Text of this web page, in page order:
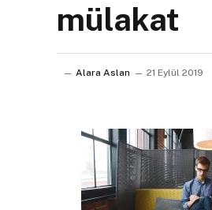
mülakat
Alara Aslan 21 Eylül 2019